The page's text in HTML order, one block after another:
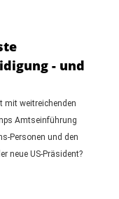
- und
mit weitreichenden
Amtseinführung
Personen und den
neue US-Präsident?